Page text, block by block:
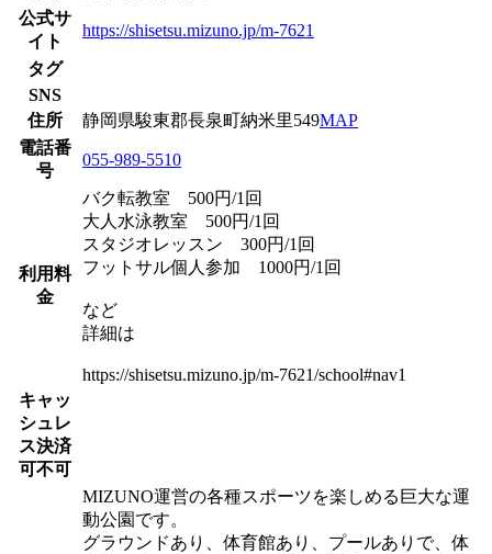
公式サ
イト
https://shisetsu.mizuno.jp/m-7621
タグ
SNS
住所
静岡県駿東郡長泉町納米里549MAP
電話番
号
055-989-5510
利用料
金
バク転教室 500円/1回
大人水泳教室 500円/1回
スタジオレッスン 300円/1回
フットサル個人参加 1000円/1回
など
詳細は
https://shisetsu.mizuno.jp/m-7621/school#nav1
キャッ
シュレ
ス決済
可不可
MIZUNO運営の各種スポーツを楽しめる巨大な運
動公園です。
グラウンドあり、体育館あり、プールありで、体